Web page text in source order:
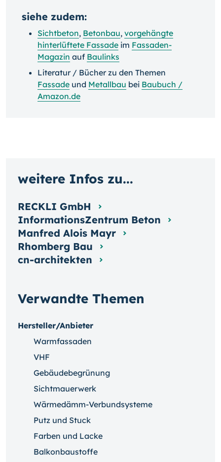
siehe zudem:
Sichtbeton, Betonbau, vorgehängte
hinterlüftete Fassade im Fassaden-
Magazin auf Baulinks
Literatur / Bücher zu den Themen
Fassade und Metallbau bei Baubuch /
Amazon.de
Verwandte Themen
Hersteller/Anbieter
Warmfassaden
VHF
Gebäudebegrünung
Sichtmauerwerk
Wärmedämm-Verbundsysteme
Putz und Stuck
Farben und Lacke
Balkonbaustoffe
weitere Infos zu...
RECKLI GmbH
InformationsZentrum Beton
Manfred Alois Mayr
Rhomberg Bau
cn-architekten